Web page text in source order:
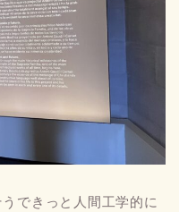
できっと人間工学的に